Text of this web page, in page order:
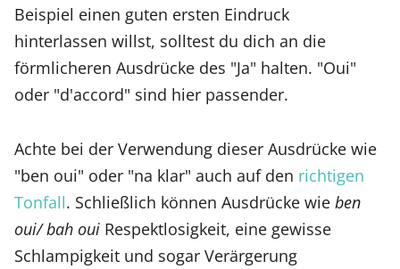
Beispiel einen guten ersten Eindruck
hinterlassen willst, solltest du dich an die
förmlicheren Ausdrücke des "Ja" halten. "Oui"
oder "d'accord" sind hier passender.
Achte bei der Verwendung dieser Ausdrücke wie
"ben oui" oder "na klar" auch auf den richtigen
Tonfall. Schließlich können Ausdrücke wie ben
oui/ bah oui Respektlosigkeit, eine gewisse
Schlampigkeit und sogar Verärgerung